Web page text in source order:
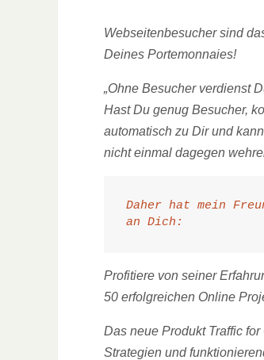
Webseitenbesucher sind
Deines Portemonnaies!
„Ohne Besucher verdienst
Hast Du genug Besucher,
automatisch zu Dir und
nicht einmal dagegen
Daher hat mein
an Dich:
Profitiere von seiner
50 erfolgreichen Online
Das neue Produkt Traffic
Strategien und